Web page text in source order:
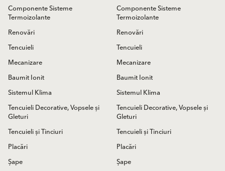
Componente Sisteme
Termoizolante
Renovări
Tencuieli
Mecanizare
Baumit Ionit
Sistemul Klima
Tencuieli Decorative, Vopsele și
Gleturi
Tencuieli și Tinciuri
Placări
Șape
Componente Sisteme
Termoizolante
Renovări
Tencuieli
Mecanizare
Baumit Ionit
Sistemul Klima
Tencuieli Decorative, Vopsele și
Gleturi
Tencuieli și Tinciuri
Placări
Șape